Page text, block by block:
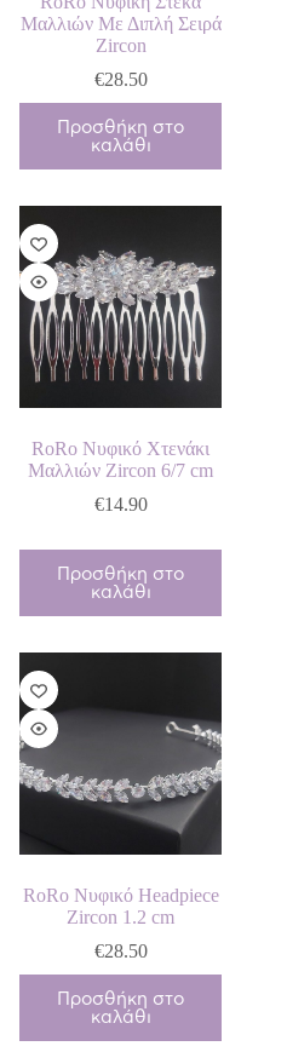
Μαλλιών Με Διπλή Σειρά
Zircon
€28.50
Προσθήκη στο
καλάθι
RoRo Νυφικό Χτενάκι
Μαλλιών Zircon 6/7 cm
€14.90
Προσθήκη στο
καλάθι
RoRo Νυφικό Headpiece
Zircon 1.2 cm
€28.50
Προσθήκη στο
καλάθι